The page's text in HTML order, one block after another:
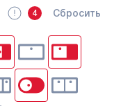
4 Сбросить